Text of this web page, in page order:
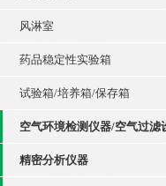
风淋室
药品稳定性实验箱
试验箱/培养箱/保存箱
空气环境检测仪器/空气过滤
精密分析仪器